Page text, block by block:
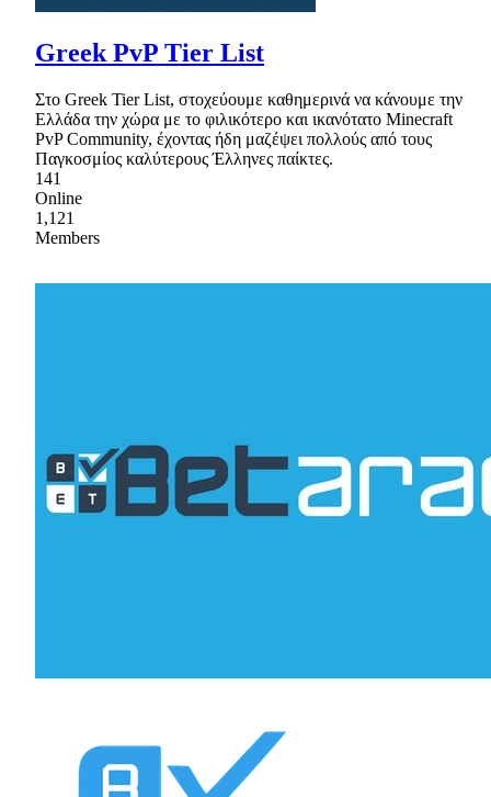
Greek PvP Tier List
Στο Greek Tier List, στοχεύουμε καθημερινά να κάνουμε την
Ελλάδα την χώρα με το φιλικότερο και ικανότατο Minecraft
PvP Community, έχοντας ήδη μαζέψει πολλούς από τους
Παγκοσμίος καλύτερους Έλληνες παίκτες.
141
Online
1,121
Members